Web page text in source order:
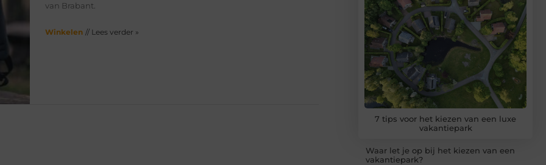
van Brabant.
Winkelen // Lees verder »
7 tips voor het kiezen van een luxe
vakantiepark
Waar let je op bij het kiezen van een
vakantiepark?